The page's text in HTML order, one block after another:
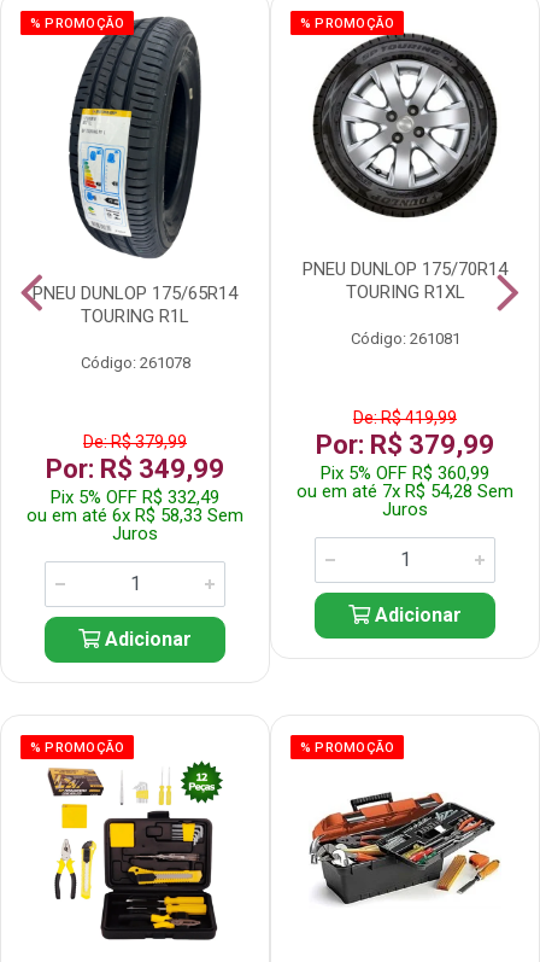
% PROMOÇÃO
PNEU DUNLOP 175/65R14
TOURING R1L
Código: 261078
De: R$ 379,99
Por: R$ 349,99
Pix 5% OFF R$ 332,49
ou em até 6x R$ 58,33 Sem
Juros
Adicionar
% PROMOÇÃO
PNEU DUNLOP 175/70R14
TOURING R1XL
Código: 261081
De: R$ 419,99
Por: R$ 379,99
Pix 5% OFF R$ 360,99
ou em até 7x R$ 54,28 Sem
Juros
Adicionar
% PROMOÇÃO % PROMOÇÃO